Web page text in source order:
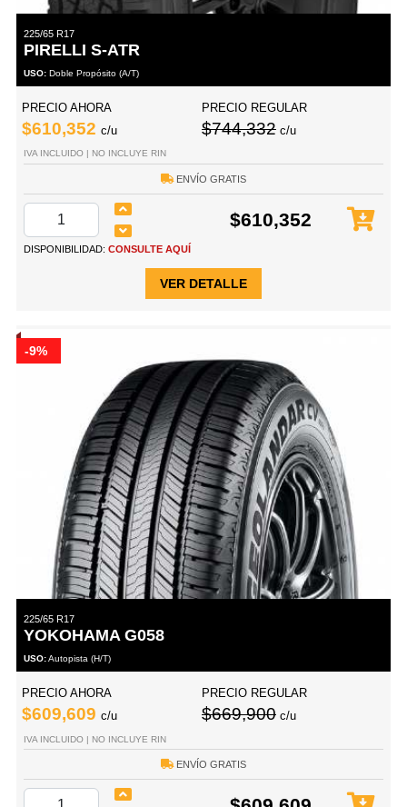
225/65 R17
PIRELLI S-ATR
USO: Doble Propósito (A/T)
PRECIO AHORA
$610,352 c/u
PRECIO REGULAR
$744,332 c/u
IVA INCLUIDO | NO INCLUYE RIN
ENVÍO GRATIS
$610,352
DISPONIBILIDAD: CONSULTE AQUÍ
VER DETALLE
-9%
225/65 R17
YOKOHAMA G058
USO:Autopista (H/T)
PRECIO AHORA
$609,609 c/u
PRECIO REGULAR
$669,900 c/u
IVA INCLUIDO | NO INCLUYE RIN
ENVÍO GRATIS